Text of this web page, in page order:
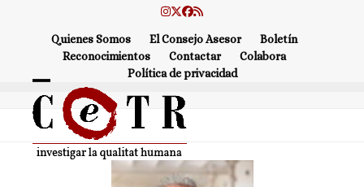
Instagram
Twitter
Facebook
RSS
Quienes Somos El Consejo Asesor
Boletín
Reconocimientos
Contactar
Colabora
Política de privacidad
Open
mobile
menu
Close
mobile
menu